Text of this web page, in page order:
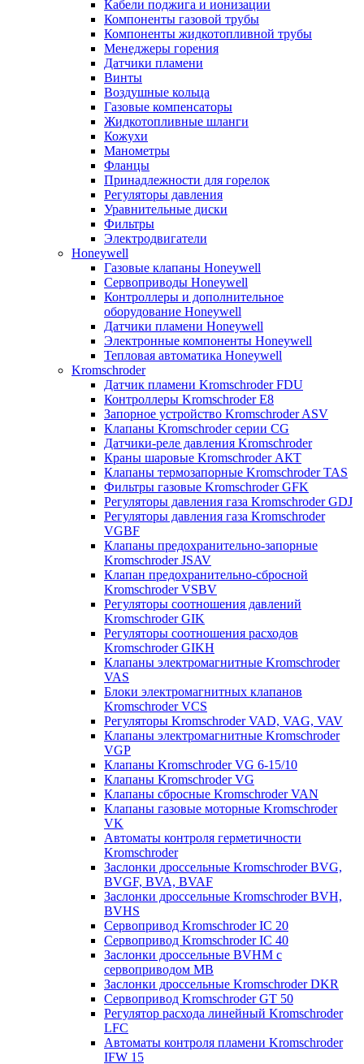
Кабели поджига и ионизации
Компоненты газовой трубы
Компоненты жидкотопливной трубы
Менеджеры горения
Датчики пламени
Винты
Воздушные кольца
Газовые компенсаторы
Жидкотопливные шланги
Кожухи
Манометры
Фланцы
Принадлежности для горелок
Регуляторы давления
Уравнительные диски
Фильтры
Электродвигатели
Honeywell
Газовые клапаны Honeywell
Сервоприводы Honeywell
Контроллеры и дополнительное
оборудование Honeywell
Датчики пламени Honeywell
Электронные компоненты Honeywell
Тепловая автоматика Honeywell
Kromschroder
Датчик пламени Kromschroder FDU
Контроллеры Kromschroder E8
Запорное устройство Kromschroder ASV
Клапаны Kromschroder серии CG
Датчики-реле давления Kromschroder
Краны шаровые Kromschroder АКТ
Клапаны термозапорные Kromschroder TAS
Фильтры газовые Kromschroder GFK
Регуляторы давления газа Kromschroder GDJ
Регуляторы давления газа Kromschroder
VGBF
Клапаны предохранительно-запорные
Kromschroder JSAV
Клапан предохранительно-сбросной
Kromschroder VSBV
Регуляторы соотношения давлений
Kromschroder GIK
Регуляторы соотношения расходов
Kromschroder GIKH
Клапаны электромагнитные Kromschroder
VAS
Блоки электромагнитных клапанов
Kromschroder VCS
Регуляторы Kromschroder VAD, VAG, VAV
Клапаны электромагнитные Kromschroder
VGP
Клапаны Kromschroder VG 6-15/10
Клапаны Kromschroder VG
Клапаны сбросные Kromschroder VAN
Клапаны газовые моторные Kromschroder
VK
Автоматы контроля герметичности
Kromschroder
Заслонки дроссельные Kromschroder BVG,
BVGF, BVA, BVAF
Заслонки дроссельные Kromschroder BVH,
BVHS
Сервопривод Kromschroder IC 20
Сервопривод Kromschroder IC 40
Заслонки дроссельные BVHM с
сервоприводом МВ
Заслонки дроссельные Kromschroder DKR
Cервопривод Kromschroder GT 50
Регулятор расхода линейный Kromschroder
LFC
Автоматы контроля пламени Kromschroder
IFW 15